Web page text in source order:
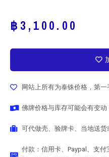
฿ 3,100.00
网站上所有为泰铢价格，第一
佛牌价格与库存可能会有变
可代做壳、验牌卡、当地送货
付款：信用卡、Paypal、支